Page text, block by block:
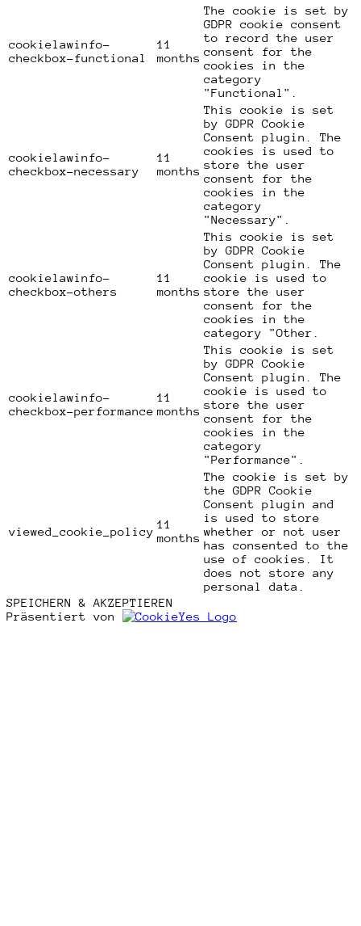
cookielawinfo-
checkbox-functional
11
months
The cookie is set by
GDPR cookie consent
to record the user
consent for the
cookies in the
category
"Functional".
cookielawinfo-
checkbox-necessary
11
months
This cookie is set
by GDPR Cookie
Consent plugin. The
cookies is used to
store the user
consent for the
cookies in the
category
"Necessary".
cookielawinfo-
checkbox-others
11
months
This cookie is set
by GDPR Cookie
Consent plugin. The
cookie is used to
store the user
consent for the
cookies in the
category "Other.
cookielawinfo-
checkbox-performance
11
months
This cookie is set
by GDPR Cookie
Consent plugin. The
cookie is used to
store the user
consent for the
cookies in the
category
"Performance".
viewed_cookie_policy
11
months
The cookie is set by
the GDPR Cookie
Consent plugin and
is used to store
whether or not user
has consented to the
use of cookies. It
does not store any
personal data.
SPEICHERN & AKZEPTIEREN
Präsentiert von